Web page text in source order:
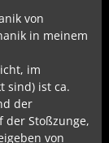
von
in meinem
im
sind) ist ca.
der
der Stoßzunge,
von